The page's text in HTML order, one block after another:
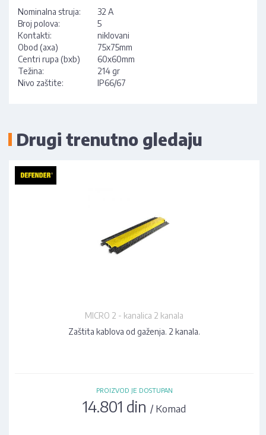
Nominalna struja:
32 A
Broj polova:
5
Kontakti:
niklovani
Obod (axa)
75x75mm
Centri rupa (bxb)
60x60mm
Težina:
214 gr
Nivo zaštite:
IP66/67
Drugi trenutno gledaju
MICRO 2 - kanalica 2 kanala
Zaštita kablova od gaženja. 2 kanala.
PROIZVOD JE DOSTUPAN
14.801 din / Komad